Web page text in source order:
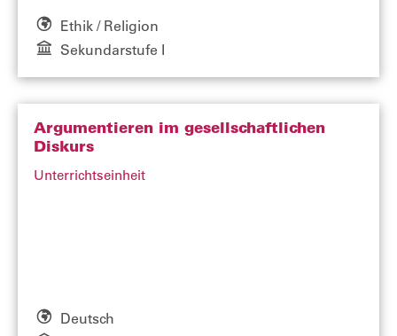
Ethik / Religion
Sekundarstufe I
Argumentieren im gesellschaftlichen
Diskurs
Unterrichtseinheit
Deutsch